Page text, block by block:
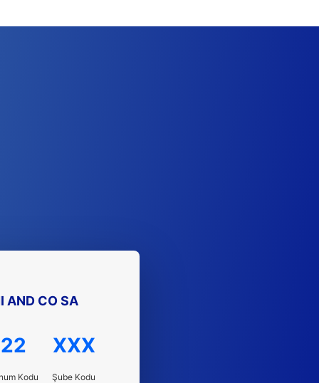
AND CO SA
22
Kodu
XXX
Şube Kodu